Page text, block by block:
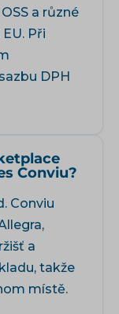
a různé
Při
DPH
Conviu?
Conviu
a
takže
místě.